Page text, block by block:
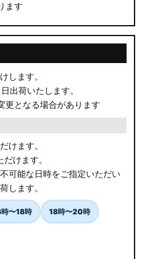
ます
します。
出荷いたします。
更となる場合があります
けます。
けます。
可能な日時をご指定いただい
します。
〜18時 18時〜20時